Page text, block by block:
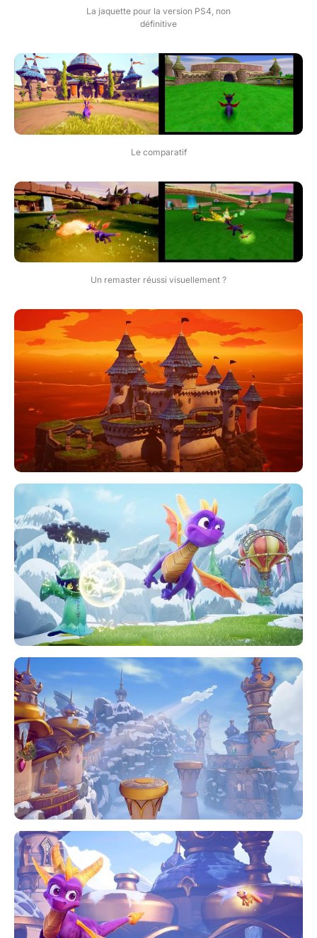
La jaquette pour la version PS4, non
définitive
Le comparatif
Un remaster réussi visuellement ?